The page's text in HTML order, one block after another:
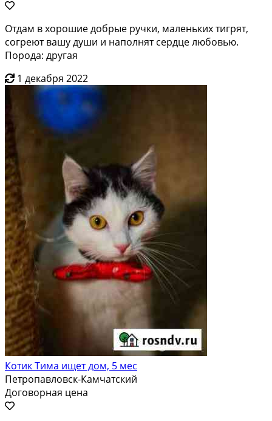
Отдам в хорошие добрые ручки, маленьких тигрят,
согреют вашу души и наполнят сердце любовью.
Порода: другая
1 декабря 2022
Котик Тима ищет дом, 5 мес
Петропавловск-Камчатский
Договорная цена